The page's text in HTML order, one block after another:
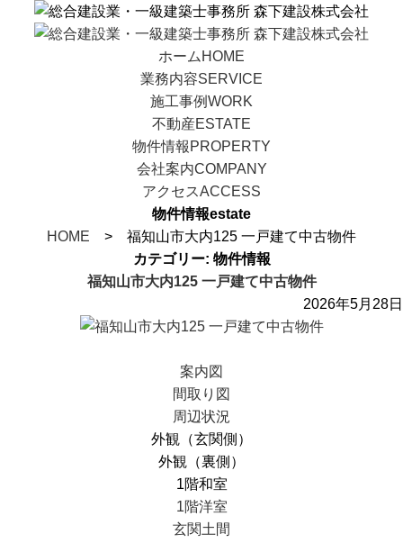
ホーム HOME
業務内容SERVICE
施工事例WORK
不動産ESTATE
物件情報 PROPERTY
会社案内COMPANY
アクセスACCESS
物件情報estate
HOME > 福知山市大内125 一戸建て中古物件
カテゴリー: 物件情報
福知山市大内125 一戸建て中古物件
2026年5月28日
案内図
間取り図
周辺状況
外観（玄関側）
外観（裏側）
1階和室
1階洋室
玄関土間